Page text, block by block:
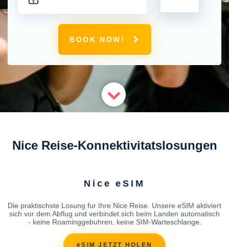
BOOK NOW!
Nice Reise-Konnektivitatslosungen
Nice eSIM
Die praktischste Losung fur Ihre Nice Reise. Unsere eSIM aktiviert
sich vor dem Abflug und verbindet sich beim Landen automatisch
- keine Roaminggebuhren, keine SIM-Warteschlange.
eSIM JETZT HOLEN